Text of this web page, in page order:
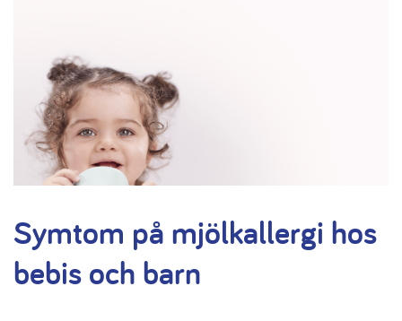
Symtom på mjölkallergi hos
bebis och barn